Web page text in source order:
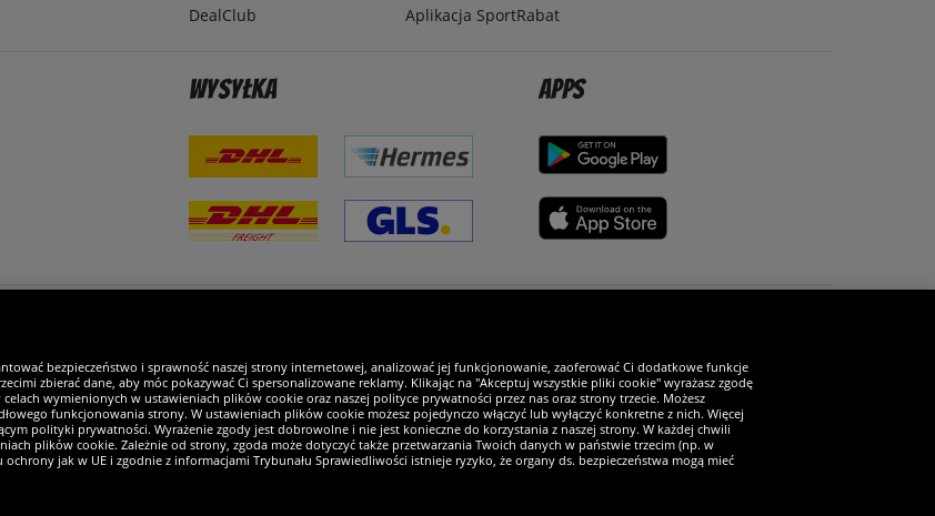
DealClub
Aplikacja SportRabat
Wysyłka Apps
wyjątkowi
bezpieczeństwo i sprawność naszej strony internetowej, analizować jej funkcjonowanie, zaoferować Ci dodatkowe funkcje
zbierać dane, aby móc pokazywać Ci spersonalizowane reklamy. Klikając na "Akceptuj wszystkie pliki cookie" wyrażasz zgodę
wymienionych w ustawieniach plików cookie oraz naszej polityce prywatności przez nas oraz strony trzecie. Możesz
funkcjonowania strony. W ustawieniach plików cookie możesz pojedynczo włączyć lub wyłączyć konkretne z nich. Więcej
polityki prywatności. Wyrażenie zgody jest dobrowolne i nie jest konieczne do korzystania z naszej strony. W każdej chwili
plików cookie. Zależnie od strony, zgoda może dotyczyć także przetwarzania Twoich danych w państwie trzecim (np. w
jak w UE i zgodnie z informacjami Trybunału Sprawiedliwości istnieje ryzyko, że organy ds. bezpieczeństwa mogą mieć